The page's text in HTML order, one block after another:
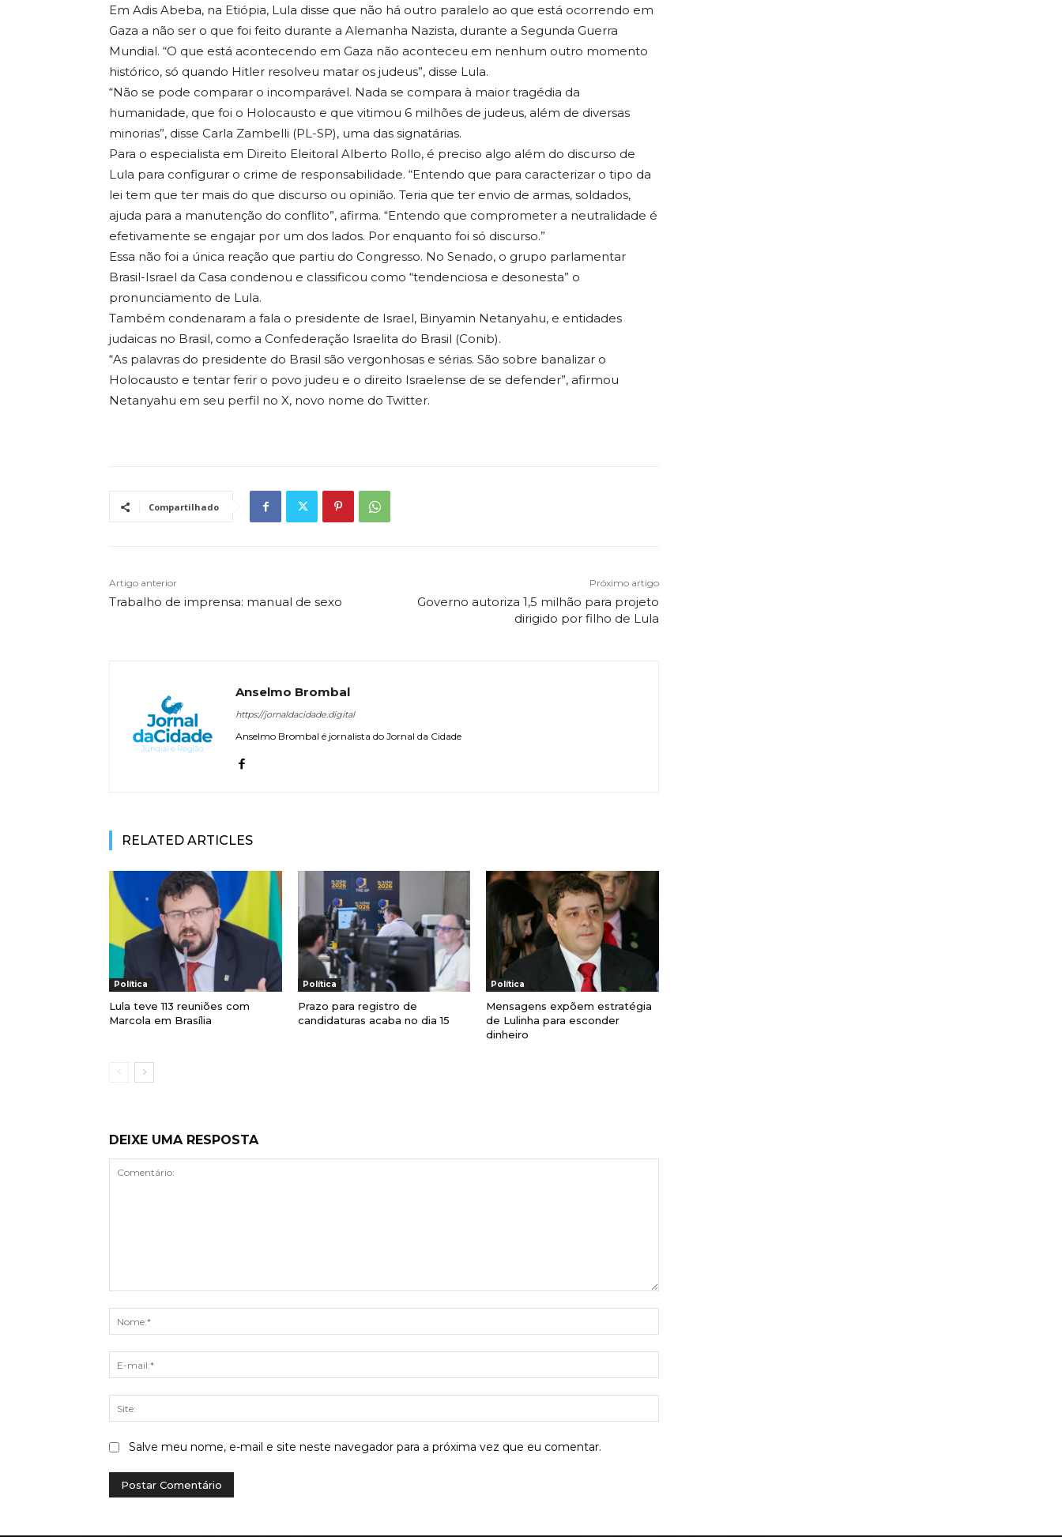
Em Adis Abeba, na Etiópia, Lula disse que não há outro paralelo ao que está ocorrendo em
Gaza a não ser o que foi feito durante a Alemanha Nazista, durante a Segunda Guerra
Mundial. “O que está acontecendo em Gaza não aconteceu em nenhum outro momento
histórico, só quando Hitler resolveu matar os judeus”, disse Lula.
“Não se pode comparar o incomparável. Nada se compara à maior tragédia da
humanidade, que foi o Holocausto e que vitimou 6 milhões de judeus, além de diversas
minorias”, disse Carla Zambelli (PL-SP), uma das signatárias.
Para o especialista em Direito Eleitoral Alberto Rollo, é preciso algo além do discurso de
Lula para configurar o crime de responsabilidade. “Entendo que para caracterizar o tipo da
lei tem que ter mais do que discurso ou opinião. Teria que ter envio de armas, soldados,
ajuda para a manutenção do conflito”, afirma. “Entendo que comprometer a neutralidade é
efetivamente se engajar por um dos lados. Por enquanto foi só discurso.”
Essa não foi a única reação que partiu do Congresso. No Senado, o grupo parlamentar
Brasil-Israel da Casa condenou e classificou como “tendenciosa e desonesta” o
pronunciamento de Lula.
Também condenaram a fala o presidente de Israel, Binyamin Netanyahu, e entidades
judaicas no Brasil, como a Confederação Israelita do Brasil (Conib).
“As palavras do presidente do Brasil são vergonhosas e sérias. São sobre banalizar o
Holocausto e tentar ferir o povo judeu e o direito Israelense de se defender”, afirmou
Netanyahu em seu perfil no X, novo nome do Twitter.
Compartilhado
Artigo anterior
Trabalho de imprensa: manual de sexo
Próximo artigo
Governo autoriza 1,5 milhão para projeto
dirigido por filho de Lula
Anselmo Brombal
https://jornaldacidade.digital
Anselmo Brombal é jornalista do Jornal da Cidade
RELATED ARTICLES
Política
Lula teve 113 reuniões com
Marcola em Brasília
Política
Prazo para registro de
candidaturas acaba no dia 15
Política
Mensagens expõem estratégia
de Lulinha para esconder
dinheiro
DEIXE UMA RESPOSTA
mail:*
Salve meu nome, e-mail e site neste navegador para a próxima vez que eu comentar.